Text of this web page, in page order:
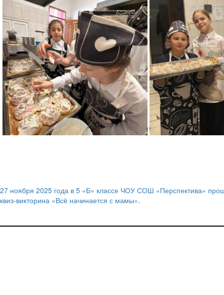
Навигация
записям
27 ноября 2025 года в 5 «Б» классе ЧОУ СОШ «Перспектива»
квиз-викторина «Всё начинается с мамы».